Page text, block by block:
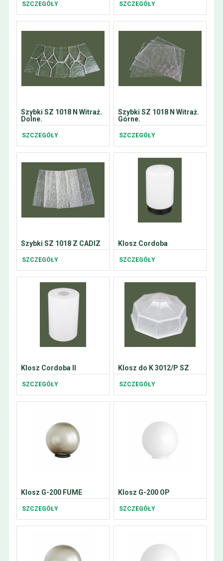
SZCZEGÓŁY SZCZEGÓŁY
Szybki SZ 1018 N Witraż.
Dolne.
SZCZEGÓŁY
Szybki SZ 1018 N Witraż.
Górne.
SZCZEGÓŁY
Szybki SZ 1018 Z CADIZ
SZCZEGÓŁY
Klosz Cordoba
SZCZEGÓŁY
Klosz Cordoba II
SZCZEGÓŁY
Klosz do K 3012/P SZ
SZCZEGÓŁY
Klosz G-200 FUME
SZCZEGÓŁY
Klosz G-200 OP
SZCZEGÓŁY